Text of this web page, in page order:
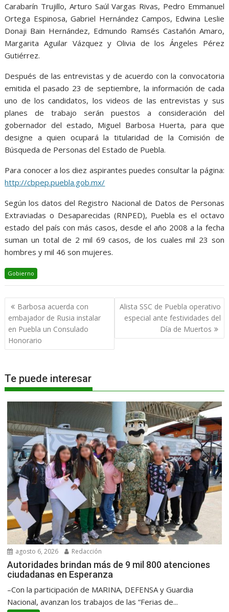
Carabarín Trujillo, Arturo Saúl Vargas Rivas, Pedro Emmanuel
Ortega Espinosa, Gabriel Hernández Campos, Edwina Leslie
Donaji Bain Hernández, Edmundo Ramsés Castañón Amaro,
Margarita Aguilar Vázquez y Olivia de los Ángeles Pérez
Gutiérrez.
Después de las entrevistas y de acuerdo con la convocatoria
emitida el pasado 23 de septiembre, la información de cada
uno de los candidatos, los videos de las entrevistas y sus
planes de trabajo serán puestos a consideración del
gobernador del estado, Miguel Barbosa Huerta, para que
designe a quien ocupará la titularidad de la Comisión de
Búsqueda de Personas del Estado de Puebla.
Para conocer a los diez aspirantes puedes consultar la página:
http://cbpep.puebla.gob.mx/
Según los datos del Registro Nacional de Datos de Personas
Extraviadas o Desaparecidas (RNPED), Puebla es el octavo
estado del país con más casos, desde el año 2008 a la fecha
suman un total de 2 mil 69 casos, de los cuales mil 23 son
hombres y mil 46 son mujeres.
Gobierno
Navegación
de
entradas
Barbosa acuerda con
embajador de Rusia instalar
en Puebla un Consulado
Honorario
Alista SSC de Puebla operativo
especial ante festividades del
Día de Muertos
Te puede interesar
agosto 6, 2026 Redacción
Autoridades brindan más de 9 mil 800 atenciones
ciudadanas en Esperanza
–Con la participación de MARINA, DEFENSA y Guardia
Nacional, avanzan los trabajos de las “Ferias de...